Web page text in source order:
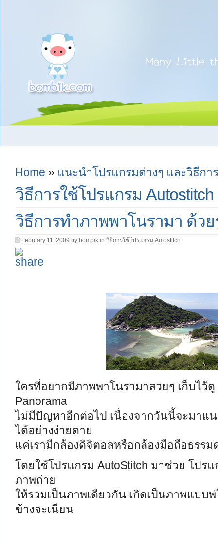
Home » แนะนำโปรแกรมต่างๆ และวิธีกา
วิธีการใช้โปรแกรม Autostitch
วิธีการทำภาพพาโนรามา ด้วย
February 11, 2009 by bombik in วิธีการใช้โปรแกรม Autostitch
ใครที่อยากมีภาพพาโนรามาสวยๆ เก็บไว้
Panorama
ไม่มีปัญหาอีกต่อไป เนื่องจากวันนี้จะมาแ
ได้อย่างง่ายดาย
แค่เรามีกล้องดิจิตอลหรือกล้องมือถือธรรม
โดยใช้โปรแกรม AutoStitch มาช่วย โปร
ภาพถ่าย
ให้รวมเป็นภาพเดียวกัน เกิดเป็นภาพแบบ
ข้างจะเนียน